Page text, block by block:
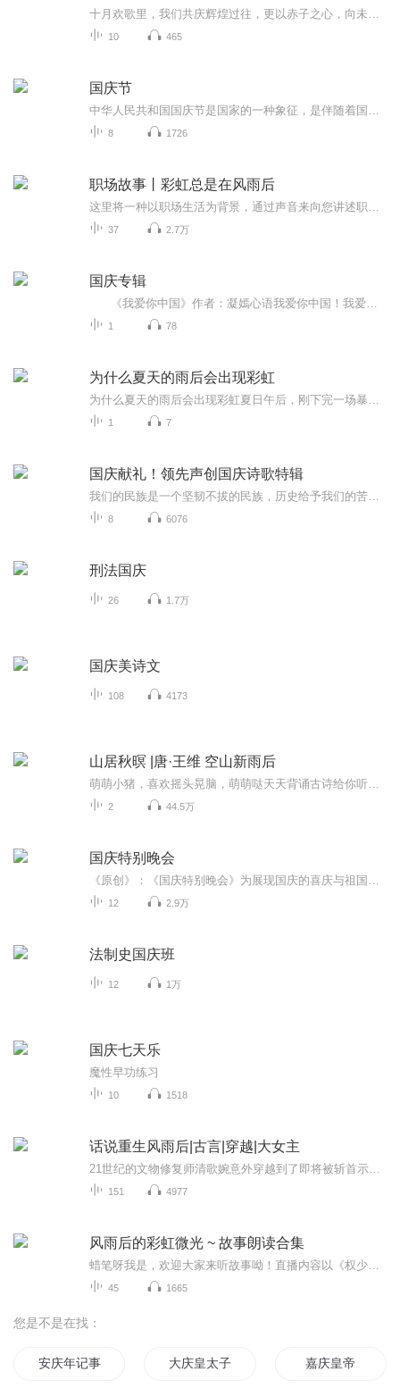
10 465
国庆节
8 1726
职场故事丨彩虹总是在风雨后
37 2.7万
国庆专辑
1 78
为什么夏天的雨后会出现彩虹
1 7
国庆献礼！领先声创国庆诗歌特辑
8 6076
刑法国庆
26 1.7万
国庆美诗文
108 4173
山居秋暝 |唐·王维 空山新雨后
2 44.5万
国庆特别晚会
12 2.9万
法制史国庆班
12 1万
国庆七天乐
魔性早功练习
10 1518
话说重生风雨后|古言|穿越|大女主
151 4977
风雨后的彩虹微光 ~ 故事朗读合集
45 1665
您是不是在找：
安庆年记事 大庆皇太子 嘉庆皇帝